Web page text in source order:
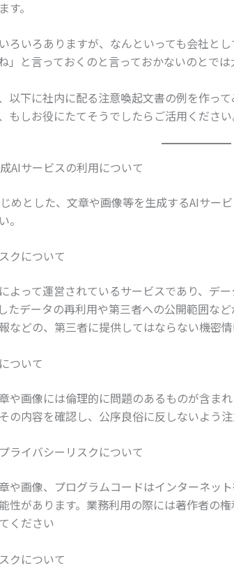
す。
ろいろありますが、なんといっても会社と
」と言っておくのと言っておかないのとでは
以下に社内に配る注意喚起文書の例を作っ
もしお役にたてそうでしたらご活用ください
AIサービスの利用について
めとした、文章や画像等を生成するAIサー
。
クについて
よって運営されているサービスであり、デ
たデータの再利用や第三者への公開範囲な
などの、第三者に提供してはならない機密
ついて
や画像には倫理的に問題のあるものが含ま
の内容を確認し、公序良俗に反しないよう
ライバシーリスクについて
や画像、プログラムコードはインターネッ
性があります。業務利用の際には著作者の
ください
クについて